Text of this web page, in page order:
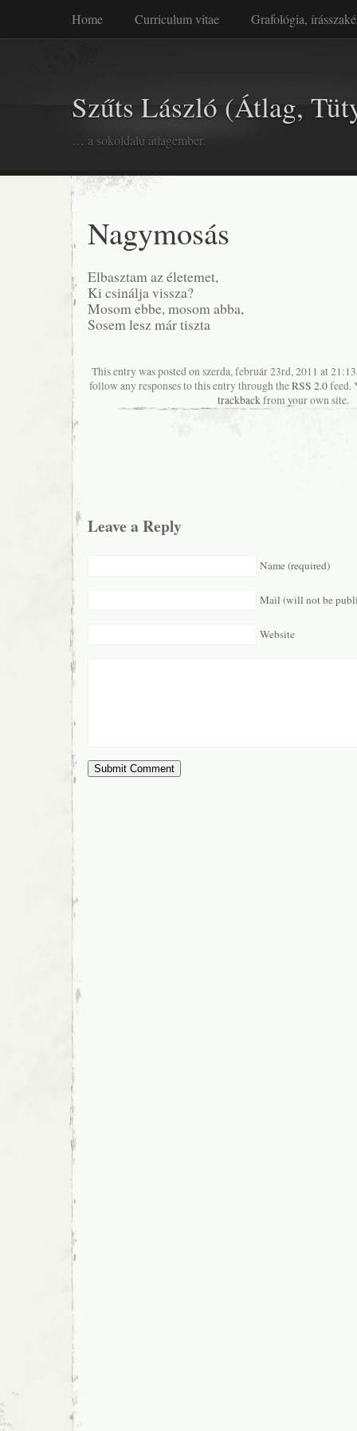
Home Curriculum vitae Grafológia,
… a sokoldalú átlagember.
Szűts László (Átlag,
Nagymosás
Elbasztam az életemet,
Ki csinálja vissza?
Mosom ebbe, mosom abba,
Sosem lesz már tiszta
This entry was posted on szerda, február 23rd, 2011 at
follow any responses to this entry through theRSS 2.0feed.
trackbackfrom your own site.
Leave a Reply
Name (required)
Mail (will not be
Website